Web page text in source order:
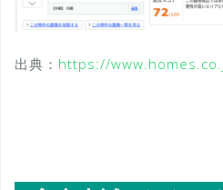
出典： https://